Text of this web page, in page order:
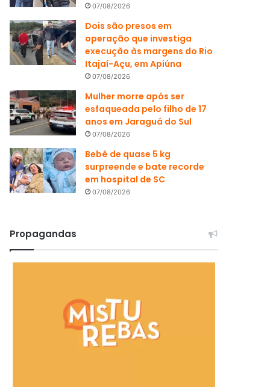
07/08/2026
Dois são presos em
operação que investiga
execução às margens do Rio
Itajaí-Açu, em Apiúna
07/08/2026
Mulher morre após ser
esfaqueada pelo filho de 17
anos em Jaraguá do Sul
07/08/2026
Bebê de quase 5 kg
surpreende e bate recorde
em hospital de SC
07/08/2026
Propagandas